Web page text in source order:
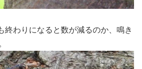
終わりになると数が減るのか、鳴き